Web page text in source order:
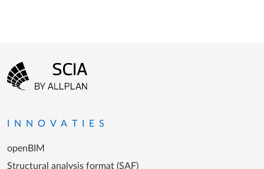
Footer-menu
INNOVATIES
openBIM
Structural analysis format (SAF)